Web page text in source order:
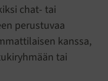
chat- tai
perustuvaa
kanssa,
tai